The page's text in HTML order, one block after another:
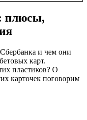
плюсы,
и чем они
карт.
пластиков? О
карточек поговорим